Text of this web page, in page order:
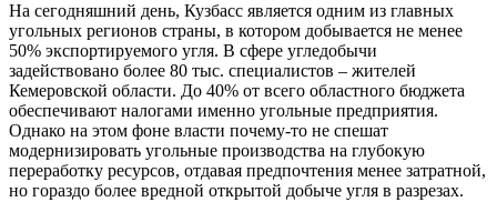
На сегодняшний день, Кузбасс является одним из главных
угольных регионов страны, в котором добывается не менее
50% экспортируемого угля. В сфере угледобычи
задействовано более 80 тыс. специалистов – жителей
Кемеровской области. До 40% от всего областного бюджета
обеспечивают налогами именно угольные предприятия.
Однако на этом фоне власти почему-то не спешат
модернизировать угольные производства на глубокую
переработку ресурсов, отдавая предпочтения менее затратной,
но гораздо более вредной открытой добыче угля в разрезах.